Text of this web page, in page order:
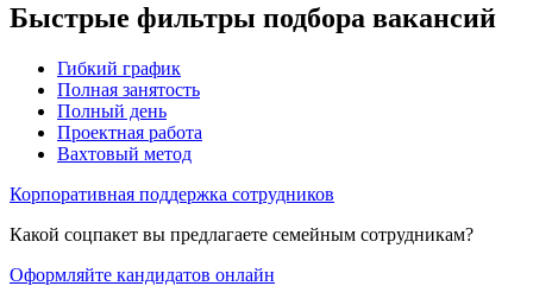
Быстрые фильтры подбора вакансий
Гибкий график
Полная занятость
Полный день
Проектная работа
Вахтовый метод
Корпоративная поддержка сотрудников
Какой соцпакет вы предлагаете семейным сотрудникам?
Оформляйте кандидатов онлайн